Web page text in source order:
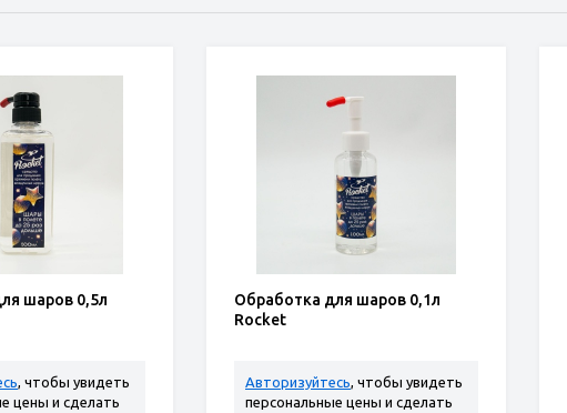
по дате
по популярности
сначала дешёвые
сначала дорогие
шаров 0,5л
, чтобы увидеть
цены и сделать
Обработка для шаров 0,1л
Rocket
Авторизуйтесь, чтобы увидеть
персональные цены и сделать